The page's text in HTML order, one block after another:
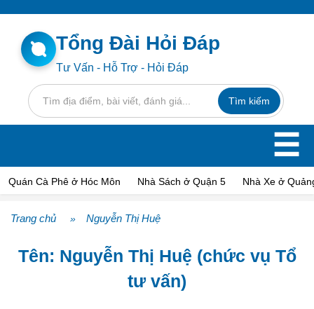
Tổng Đài Hỏi Đáp
Tư Vấn - Hỗ Trợ - Hỏi Đáp
☰
Quán Cà Phê ở Hóc Môn Nhà Sách ở Quận 5 Nhà Xe ở
Trang chủ » Nguyễn Thị Huệ
Tên: Nguyễn Thị Huệ (chức vụ Tổ
tư vấn)